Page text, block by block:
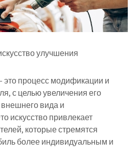
улучшения
процесс модификации и
с целью увеличения его
вида и
искусство привлекает
которые стремятся
более индивидуальным и